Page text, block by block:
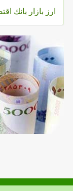
ارز بازار بانك